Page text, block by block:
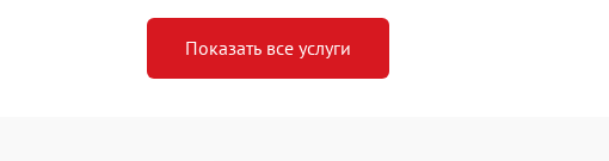
Показать все услуги